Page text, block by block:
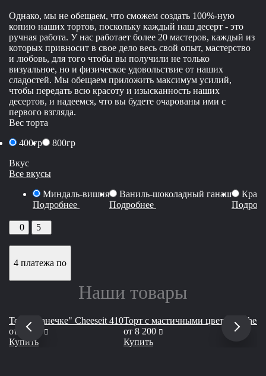
Однако, мы не обещаем, что сможем создать 100%-ную
копию наших тортов, поскольку каждый наш десерт - это
ручная работа. У нас работает более 20 мастеров, каждый из
которых привносит в свое дело весь свой опыт, мастерство
и любовь, для того чтобы вы получили не только
визуальное, но и физическое удовольствие от наших
сладостей. Мы обещаем приложить максимум усилий,
чтобы передать всю красоту и изысканность наших
десертов, и надеемся, что вы будете очарованы ими с
первого взгляда.
Вес торта
400гр
800гр
Вкус
Все вкусы
Миндаль-вишня
Подробнее
Ваниль-шоколадный ганаш
Подробнее
0 5
4 платежа по
Наши товары
Торт "Ванечке" Cheeseit 410
от
4 900
руб
Купить
Торт с мастичными цветком
от 8 200 руб
Купить